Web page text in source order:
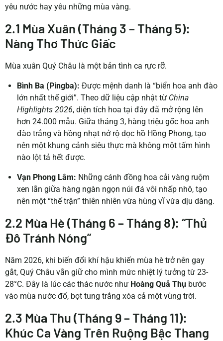
yêu nước hay yêu những mùa vàng.
2.1 Mùa Xuân (Tháng 3 – Tháng 5):
Nàng Thơ Thức Giấc
Mùa xuân Quý Châu là một bản tình ca rực rỡ.
Bình Ba (Pingba): Được mệnh danh là “biển hoa anh đào
lớn nhất thế giới”. Theo dữ liệu cập nhật từ China
Highlights 2026, diện tích hoa tại đây đã mở rộng lên
hơn 24.000 mẫu. Giữa tháng 3, hàng triệu gốc hoa anh
đào trắng và hồng nhạt nở rộ dọc hồ Hồng Phong, tạo
nên một khung cảnh siêu thực mà không một tấm hình
nào lột tả hết được.
Vạn Phong Lâm: Những cánh đồng hoa cải vàng ruộm
xen lẫn giữa hàng ngàn ngọn núi đá vôi nhấp nhô, tạo
nên một “thế trận” thiên nhiên vừa hùng vĩ vừa dịu dàng.
2.2 Mùa Hè (Tháng 6 – Tháng 8): “Thủ
Đô Tránh Nóng”
Năm 2026, khi biến đổi khí hậu khiến mùa hè trở nên gay
gắt, Quý Châu vẫn giữ cho mình mức nhiệt lý tưởng từ 23-
28°C. Đây là lúc các thác nước như Hoàng Quả Thụ bước
vào mùa nước đổ, bọt tung trắng xóa cả một vùng trời.
2.3 Mùa Thu (Tháng 9 – Tháng 11):
Khúc Ca Vàng Trên Ruộng Bậc Thang